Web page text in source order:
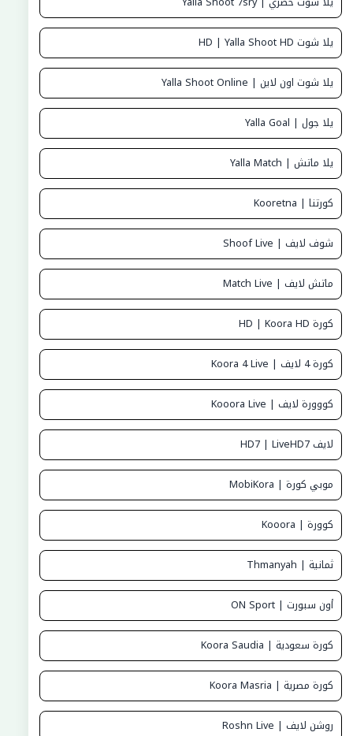
يلا شوت HD | Yalla Shoot HD
يلا شوت اون لاين | Yalla Shoot Online
يلا جول | Yalla Goal
يلا ماتش | Yalla Match
كورتنا | Kooretna
شوف لايف | Shoof Live
ماتش لايف | Match Live
كورة HD | Koora HD
كورة 4 لايف | Koora 4 Live
كووورة لايف | Kooora Live
لايف HD7 | LiveHD7
موبي كورة | MobiKora
كوورة | Kooora
ثمانية | Thmanyah
أون سبورت | ON Sport
كورة سعودية | Koora Saudia
كورة مصرية | Koora Masria
روشن لايف | Roshn Live